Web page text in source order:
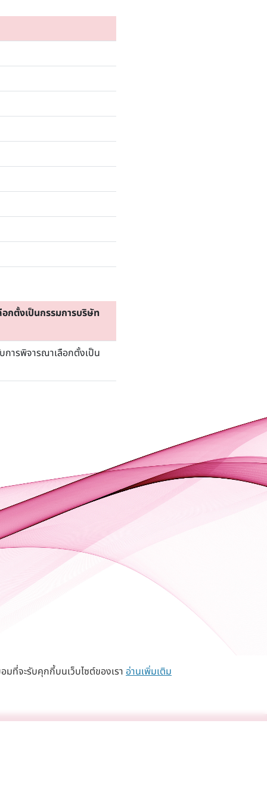
กตั้งเป็นกรรมการบริษัท
การพิจารณาเลือกตั้งเป็น
ที่จะรับคุกกี้บนเว็บไซต์ของเรา อ่านเพิ่มเติม